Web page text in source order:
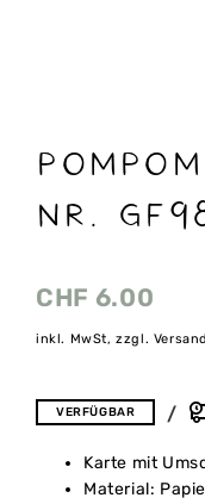
nr.
CHF 6.00
inkl. MwSt, zzgl.
VERFÜGBAR
Karte mit
Material: